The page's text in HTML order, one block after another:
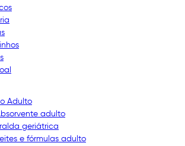
Adulto
adulto
geriátrica
e fórmulas adulto